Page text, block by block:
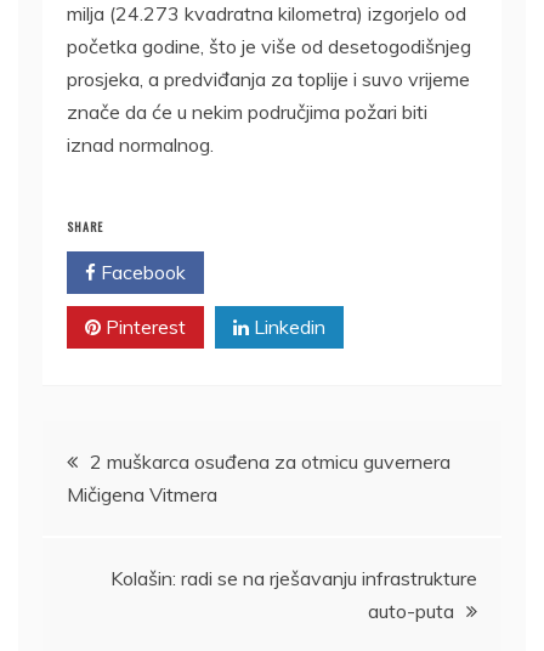
milja (24.273 kvadratna kilometra) izgorjelo od
početka godine, što je više od desetogodišnjeg
prosjeka, a predviđanja za toplije i suvo vrijeme
znače da će u nekim područjima požari biti
iznad normalnog.
SHARE
Facebook
Pinterest Linkedin
Kretanje
članka
2 muškarca osuđena za otmicu guvernera
Mičigena Vitmera
Kolašin: radi se na rješavanju infrastrukture
auto-puta